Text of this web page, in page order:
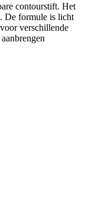
contourstift. Het
De formule is licht
verschillende